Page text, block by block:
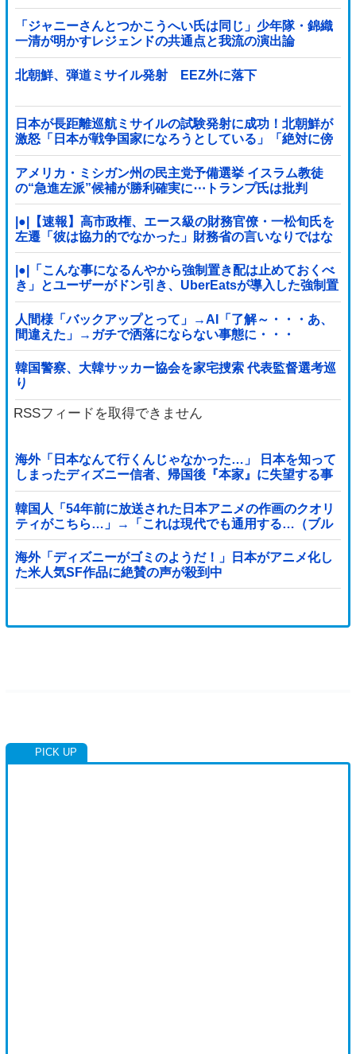
「ジャニーさんとつかこうへい氏は同じ」少年隊・錦織
一清が明かすレジェンドの共通点と我流の演出論
北朝鮮、弾道ミサイル発射 EEZ外に落下
日本が長距離巡航ミサイルの試験発射に成功！北朝鮮が
激怒「日本が戦争国家になろうとしている」「絶対に傍
観しない、必ず後悔させる」
アメリカ・ミシガン州の民主党予備選挙 イスラム教徒
の“急進左派”候補が勝利確実に⋯トランプ氏は批判
|●|【速報】高市政権、エース級の財務官僚・一松旬氏を
左遷「彼は協力的でなかった」財務省の言いなりではな
いことが判明
|●|「こんな事になるんやから強制置き配は止めておくべ
き」とユーザーがドン引き、UberEatsが導入した強制置
き配が起こしたのは……
人間様「バックアップとって」→AI「了解～・・・あ、
間違えた」→ガチで洒落にならない事態に・・・
韓国警察、大韓サッカー協会を家宅捜索 代表監督選考巡
り
RSSフィードを取得できません
海外「日本なんて行くんじゃなかった…」 日本を知って
しまったディズニー信者、帰国後『本家』に失望する事
態に
韓国人「54年前に放送された日本アニメの作画のクオリ
ティがこちら…」→「これは現代でも通用する…（ブル
ブル」＝韓国の反応
海外「ディズニーがゴミのようだ！」日本がアニメ化し
た米人気SF作品に絶賛の声が殺到中